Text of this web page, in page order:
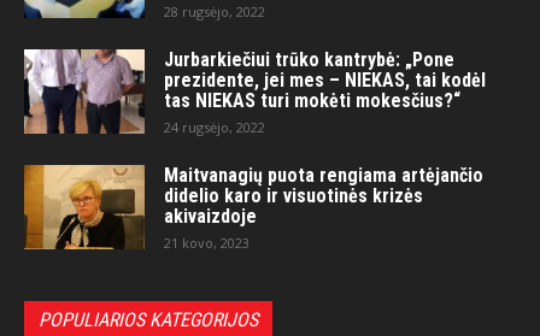
28 rugsėjo, 2022
Jurbarkiečiui trūko kantrybė: „Pone
prezidente, jei mes – NIEKAS, tai kodėl
tas NIEKAS turi mokėti mokesčius?“
24 rugsėjo, 2022
Maitvanagių puota rengiama artėjančio
didelio karo ir visuotinės krizės
akivaizdoje
21 kovo, 2023
POPULIARIOS KATEGORIJOS